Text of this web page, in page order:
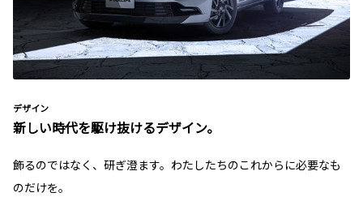
デザイン
新しい時代を駆け抜けるデザイン。
飾るのではなく、研ぎ澄ます。わたしたちのこれからに必要なも
のだけを。